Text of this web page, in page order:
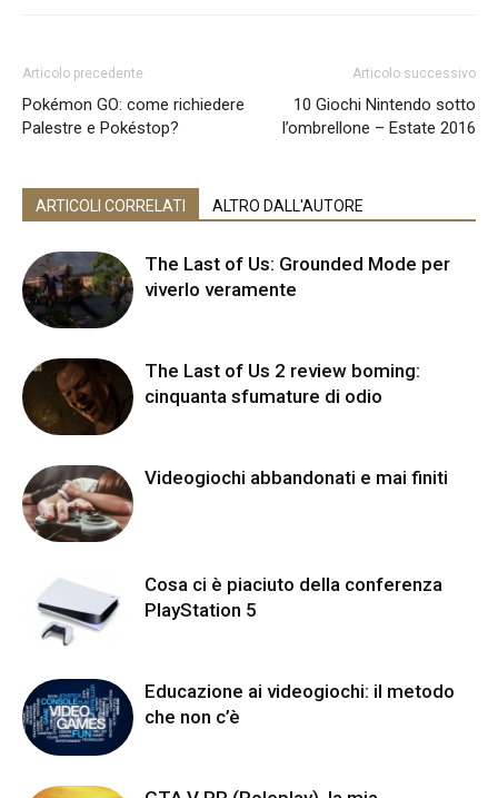
Articolo precedente
Pokémon GO: come richiedere
Palestre e Pokéstop?
Articolo successivo
10 Giochi Nintendo sotto
l’ombrellone – Estate 2016
ARTICOLI CORRELATI ALTRO DALL'AUTORE
The Last of Us: Grounded Mode per
viverlo veramente
The Last of Us 2 review boming:
cinquanta sfumature di odio
Videogiochi abbandonati e mai finiti
Cosa ci è piaciuto della conferenza
PlayStation 5
Educazione ai videogiochi: il metodo
che non c’è